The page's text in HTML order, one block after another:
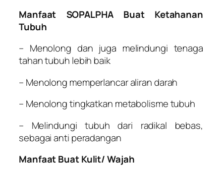
Manfaat SOPALPHA Buat Ketahanan
Tubuh
– Menolong dan juga melindungi tenaga
tahan tubuh lebih baik
– Menolong memperlancar aliran darah
– Menolong tingkatkan metabolisme tubuh
– Melindungi tubuh dari radikal bebas,
sebagai anti peradangan
Manfaat Buat Kulit/ Wajah